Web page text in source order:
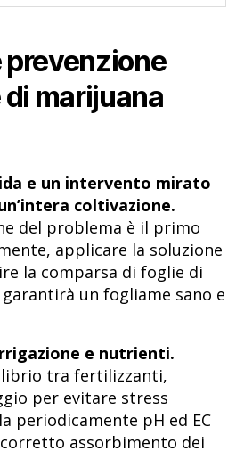
prevenzione
marijuana
e un intervento mirato
coltivazione.
del problema è il primo
applicare la soluzione
la comparsa di foglie di
un fogliame sano e
e nutrienti.
tra fertilizzanti,
per evitare stress
periodicamente pH ed EC
assorbimento dei